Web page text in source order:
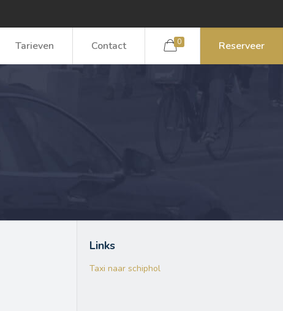
Tarieven Contact 0 Reserveer
Links
Taxi naar schiphol